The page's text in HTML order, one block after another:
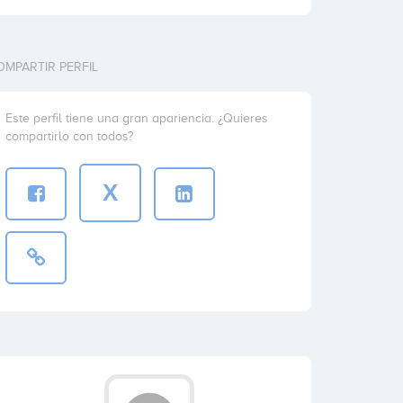
PERFIL
Este perfil tiene una gran apariencia. ¿Quieres
compartirlo con todos?
X